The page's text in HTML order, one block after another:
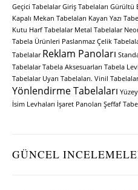
Geçici Tabelalar Giriş Tabelaları Gürültü
Kapalı Mekan Tabelaları Kayan Yazı
Kutu Harf Tabelalar Metal Tabelalar
Tabela Ürünleri Paslanmaz Çelik
Tabelalar Reklam Panoları
Tabelalar Tabela Aksesuarları Tabela
Tabelalar Uyarı Tabelaları. Vinil Tabelalar
Yönlendirme Tabelaları
İsim Levhaları İşaret Panoları Şeffaf
GÜNCEL